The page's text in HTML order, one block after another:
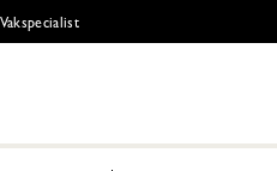
Vakspecialist